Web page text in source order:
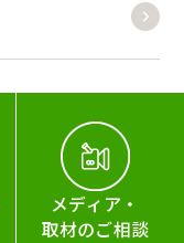
メディア・
取材のご相談